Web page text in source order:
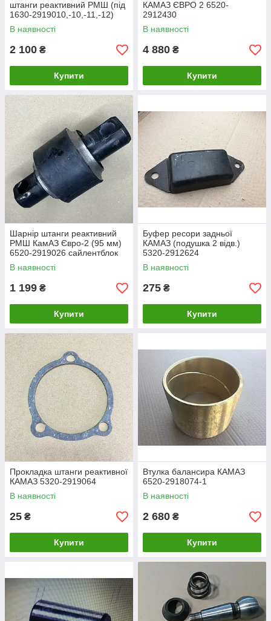
штанги реактивний РМШ (під
1630-2919010,-10,-11,-12)
D=75 мм L=130 мм.
180.3547-026
В наявності
2 100 ₴
Купити
КАМАЗ ЄВРО 2 6520-
2912430
В наявності
4 880 ₴
Купити
Шарнір штанги реактивний
РМШ КамАЗ Євро-2 (95 мм)
6520-2919026 сайлентблок
В наявності
1 199 ₴
Купити
Буфер ресори задньої
КАМАЗ (подушка 2 відв.)
5320-2912624
В наявності
275 ₴
Купити
Прокладка штанги реактивної
КАМАЗ 5320-2919064
В наявності
25 ₴
Купити
Втулка балансира КАМАЗ
6520-2918074-1
В наявності
2 680 ₴
Купити